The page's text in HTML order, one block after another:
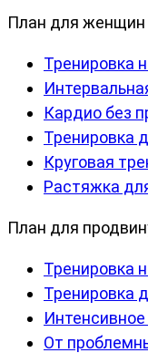
План для женщин
Тренировка
Кардио без
Тренировка
Круговая
Растяжка
План для
Тренировка
Тренировка
От